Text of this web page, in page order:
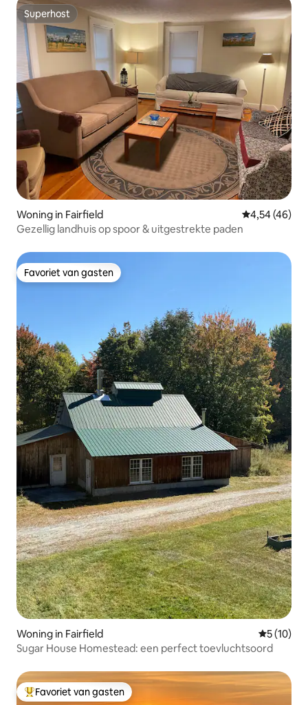
Superhost
Superhost
Woning in Fairfield Gemiddelde
4,54 (46)
Gezellig landhuis op spoor & uitgestrekte paden
Favoriet van gasten
Favoriet van gasten
Woning in Fairfield
5 (10)
Sugar House Homestead: een perfect toevluchtsoord
Topfavoriet van gasten
Favoriet van gasten